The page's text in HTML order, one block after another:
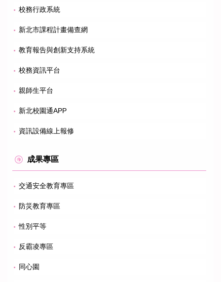
校務行政系統
新北市課程計畫備查網
教育報告與創新支持系統
校務資訊平台
親師生平台
新北校園通APP
資訊設備線上報修
成果專區
交通安全教育專區
防災教育專區
性別平等
反霸凌專區
同心園